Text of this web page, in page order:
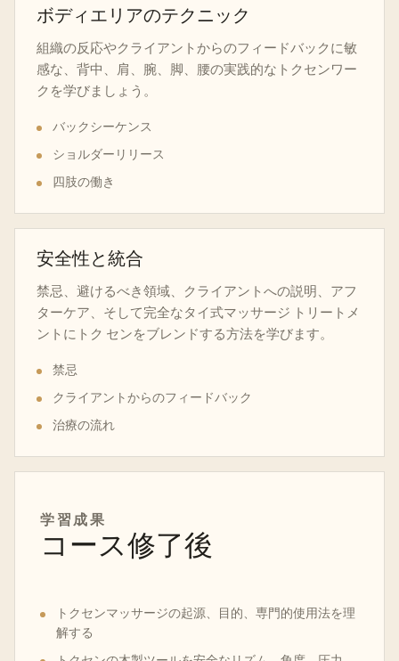
ボディエリアのテクニック
組織の反応やクライアントからのフィードバックに敏
感な、背中、肩、腕、脚、腰の実践的なトクセンワー
クを学びましょう。
バックシーケンス
ショルダーリリース
四肢の働き
安全性と統合
禁忌、避けるべき領域、クライアントへの説明、アフ
ターケア、そして完全なタイ式マッサージ トリートメ
ントにトク センをブレンドする方法を学びます。
禁忌
クライアントからのフィードバック
治療の流れ
学習成果
コース修了後
トクセンマッサージの起源、目的、専門的使用法を理
解する